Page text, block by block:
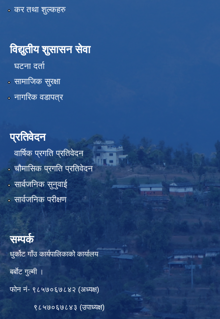
कर तथा शुल्कहरु
विद्युतीय शुसासन सेवा
घटना दर्ता
सामाजिक सुरक्षा
नागरिक वडापत्र
प्रतिवेदन
वार्षिक प्रगति प्रतिवेदन
चौमासिक प्रगति प्रतिवेदन
सार्वजनिक सुनुवाई
सार्वजनिक परीक्षण
सम्पर्क
धुर्कोट गाँउ कार्यपालिकाको कार्यालय
बर्बाेट गुल्मी ।
फोन नं- ९८५७०६७८४२ (अध्यक्ष)
९८५७०६७८४३ (उपाध्यक्ष)